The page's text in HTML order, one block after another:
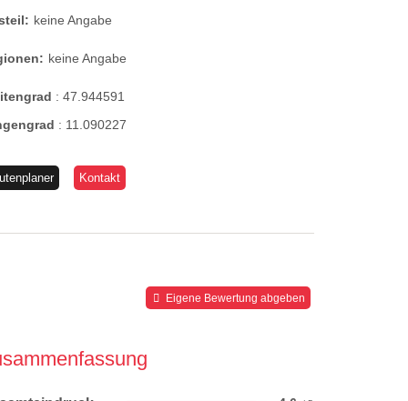
keine Angabe
keine Angabe
:47.944591
: 11.090227
Kontakt
Eigene Bewertung abgeben